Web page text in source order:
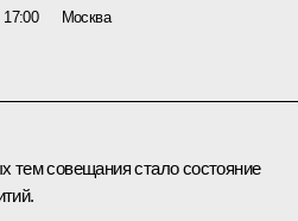
17:00 Москва
тем совещания стало состояние